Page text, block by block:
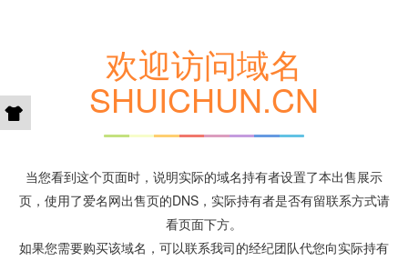
欢迎访问域名
SHUICHUN.CN
当您看到这个页面时，说明实际的域名持有者设置了本出售展示
页，使用了爱名网出售页的DNS，实际持有者是否有留联系方式请
看页面下方。
如果您需要购买该域名，可以联系我司的经纪团队代您向实际持有